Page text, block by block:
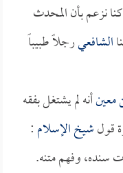
نزعم بأن المحدث
الشافعيرجلاً طبيباً
معينأنه لم يشتغل بفقه
قولشيخ الإسلام:
سنده، وفهم متنه.